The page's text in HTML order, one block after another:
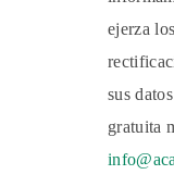
ejerza
sus
gratuita